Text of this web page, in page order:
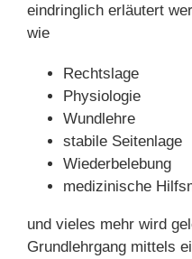
eindringlich erläutert
wie
Rechtslage
Physiologie
Wundlehre
stabile Seitenlage
Wiederbelebung
medizinische
und vieles mehr wird
Grundlehrgang mittels